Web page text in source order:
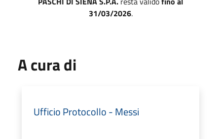
31/03/2026.
A cura di
Ufficio Protocollo - Messi